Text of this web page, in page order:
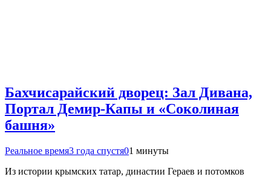
Бахчисарайский дворец: Зал Дивана,
Портал Демир-Капы и «Соколиная
башня»
Реальное время3 года спустя01 минуты
Из истории крымских татар, династии Гераев и потомков